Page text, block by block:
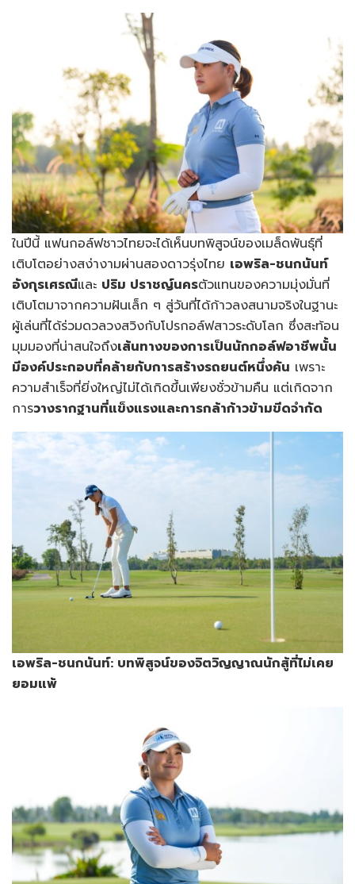
ในปีนี้ แฟนกอล์ฟชาวไทยจะได้เห็นบทพิสูจน์ของเมล็ดพันธุ์ที่
เติบโตอย่างสง่างามผ่านสองดาวรุ่งไทย เอพริล-ชนกนันท์
อังกุรเศรณีและ ปริม ปราชญ์นครตัวแทนของความมุ่งมั่นที่
เติบโตมาจากความฝันเล็ก ๆ สู่วันที่ได้ก้าวลงสนามจริงในฐานะ
ผู้เล่นที่ได้ร่วมดวลวงสวิงกับโปรกอล์ฟสาวระดับโลก ซึ่งสะท้อน
มุมมองที่น่าสนใจถึงเส้นทางของการเป็นนักกอล์ฟอาชีพนั้น
มีองค์ประกอบที่คล้ายกับการสร้างรถยนต์หนึ่งคัน เพราะ
ความสำเร็จที่ยิ่งใหญ่ไม่ได้เกิดขึ้นเพียงชั่วข้ามคืน แต่เกิดจาก
การวางรากฐานที่แข็งแรงและการกล้าก้าวข้ามขีดจำกัด
เอพริล-ชนกนันท์: บทพิสูจน์ของจิตวิญญาณนักสู้ที่ไม่เคย
ยอมแพ้